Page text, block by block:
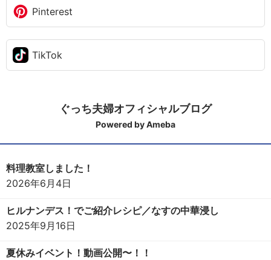
Pinterest
TikTok
ぐっち夫婦オフィシャルブログ
Powered by Ameba
料理教室しました！
2026年6月4日
ヒルナンデス！でご紹介レシピ／なすの中華浸し
2025年9月16日
夏休みイベント！動画公開〜！！